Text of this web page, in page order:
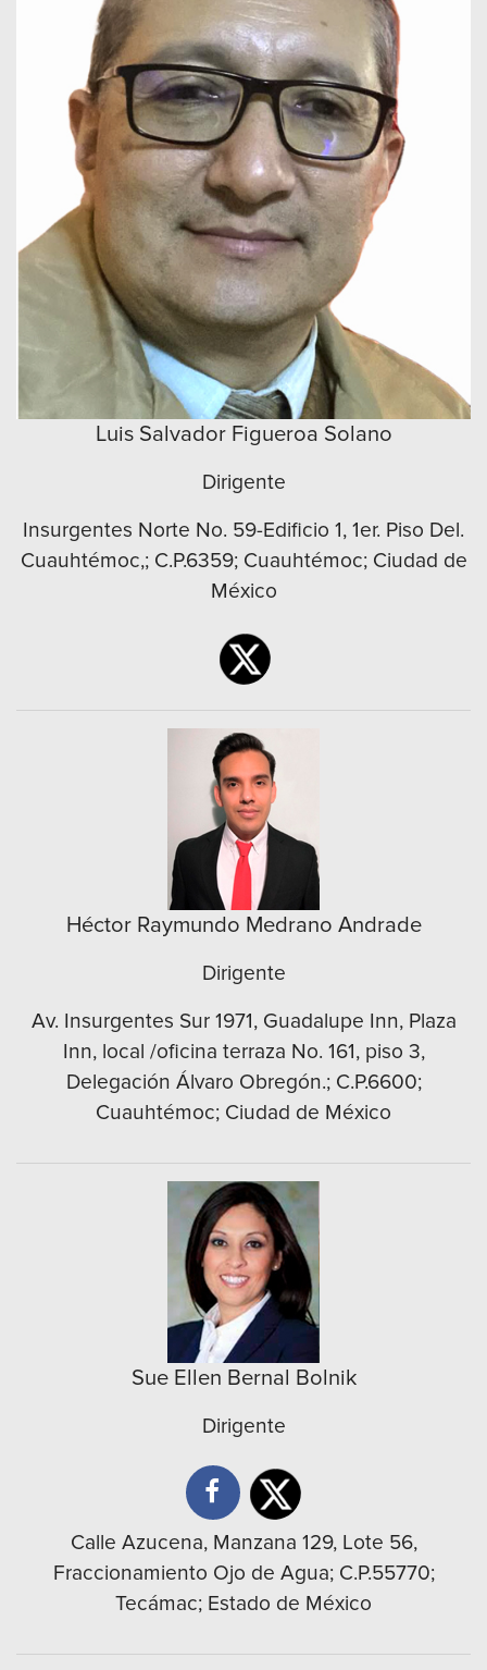
Luis Salvador Figueroa Solano
Dirigente
Insurgentes Norte No. 59-Edificio 1, 1er. Piso Del.
Cuauhtémoc,; C.P.6359; Cuauhtémoc; Ciudad de
México
Héctor Raymundo Medrano Andrade
Dirigente
Av. Insurgentes Sur 1971, Guadalupe Inn, Plaza
Inn, local /oficina terraza No. 161, piso 3,
Delegación Álvaro Obregón.; C.P.6600;
Cuauhtémoc; Ciudad de México
Sue Ellen Bernal Bolnik
Dirigente
Calle Azucena, Manzana 129, Lote 56,
Fraccionamiento Ojo de Agua; C.P.55770;
Tecámac; Estado de México